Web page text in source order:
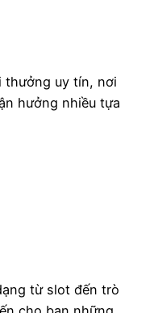
thưởng uy tín, nơi
hưởng nhiều tựa
từ slot đến trò